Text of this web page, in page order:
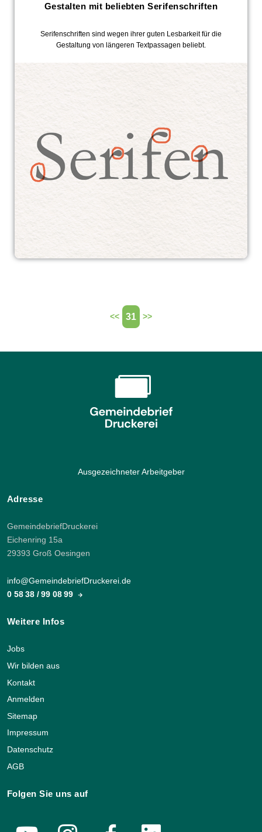
Gestalten mit beliebten Serifenschriften
Serifenschriften sind wegen ihrer guten Lesbarkeit für die
Gestaltung von längeren Textpassagen beliebt.
<< 31 >>
Ausgezeichneter Arbeitgeber
Adresse
GemeindebriefDruckerei
Eichenring 15a
29393 Groß Oesingen
info@GemeindebriefDruckerei.de
0 58 38 / 99 08 99
Weitere Infos
Jobs
Wir bilden aus
Kontakt
Anmelden
Sitemap
Impressum
Datenschutz
AGB
Folgen Sie uns auf